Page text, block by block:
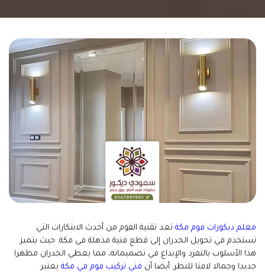
معلم ديكورات فوم مكة تعد تقنية الفوم من أحدث الابتكارات التي
تستخدم في تحويل الجدران إلى قطع فنية مذهلة في مكة. حيث يتميز
هذا الأسلوب بالتفرد والإبداع في تصميماته، مما يعطي الجدران مظهرا
جديدا وجمالا لافتا للنظر. أيضا أن فني تركيب فوم في مكة يعتبر